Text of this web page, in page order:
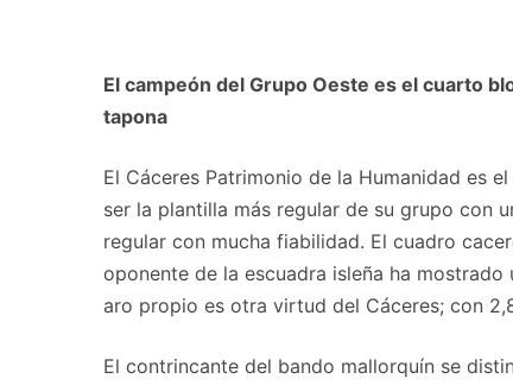
El campeón del Grupo Oeste es el cuarto
tapona
El Cáceres Patrimonio de la Humanidad es
ser la plantilla más regular de su grupo con
regular con mucha fiabilidad. El cuadro
oponente de la escuadra isleña ha
aro propio es otra virtud del Cáceres; con
El contrincante del bando mallorquín se